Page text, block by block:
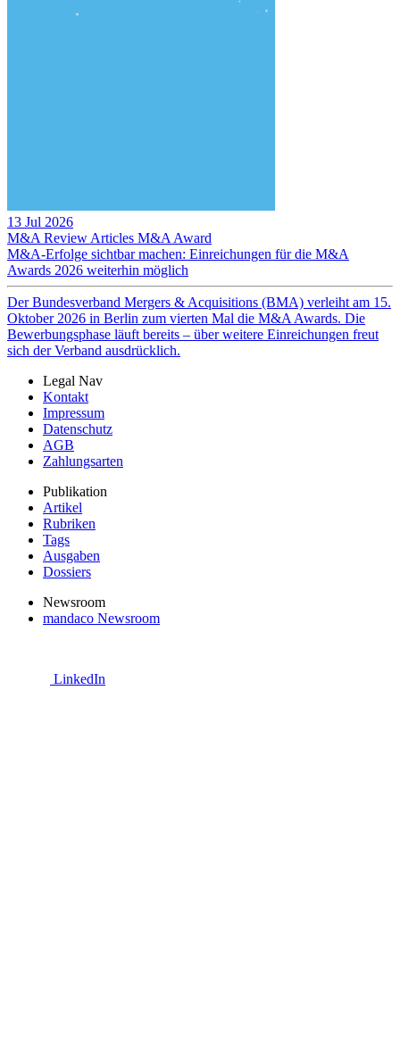
13 Jul 2026
M&A Review Articles M&A Award
M&A-Erfolge sichtbar machen: Einreichungen für die M&A
Awards 2026 weiterhin möglich
Der Bundesverband Mergers & Acquisitions (BMA) verleiht am 15.
Oktober 2026 in Berlin zum vierten Mal die M&A Awards. Die
Bewerbungsphase läuft bereits – über weitere Einreichungen freut
sich der Verband ausdrücklich.
Legal Nav
Kontakt
Impressum
Datenschutz
AGB
Zahlungsarten
Publikation
Artikel
Rubriken
Tags
Ausgaben
Dossiers
Newsroom
mandaco Newsroom
LinkedIn